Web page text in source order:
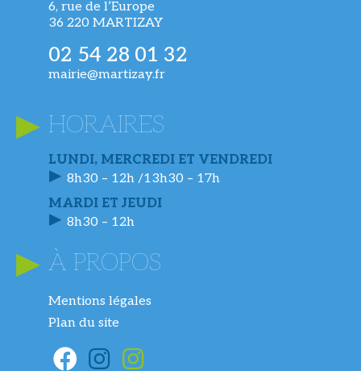
6, rue de l’Europe
36 220 MARTIZAY
02 54 28 01 32
mairie@martizay.fr
HORAIRES
LUNDI, MERCREDI ET VENDREDI
8h30 – 12h /13h30 – 17h
MARDI ET JEUDI
8h30 – 12h
À PROPOS
Mentions légales
Plan du site